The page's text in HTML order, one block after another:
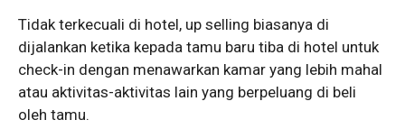
Tidak terkecuali di hotel, up selling biasanya di
dijalankan ketika kepada tamu baru tiba di hotel untuk
check-in dengan menawarkan kamar yang lebih mahal
atau aktivitas-aktivitas lain yang berpeluang di beli
oleh tamu.